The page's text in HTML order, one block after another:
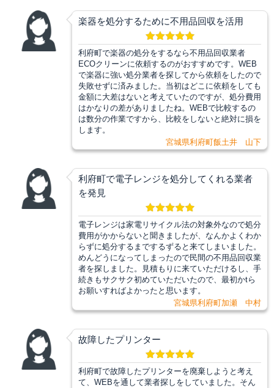
楽器を処分するために不用品回収を活用
利府町で楽器の処分をするなら不用品回収業者
ECOクリーンに依頼するのがおすすめです。WEB
で楽器に強い処分業者を探してから依頼をしたので
失敗せずに済みました。当初はどこに依頼をしても
金額に大差はないと考えていたのですが、処分費用
はかなりの差がありましたね。WEBで比較するの
は数分の作業ですから、比較をしないと絶対に損を
します。
宮城県利府町飯土井 山下
利府町で電子レンジを処分してくれる業者
を発見
電子レンジは家電リサイクル法の対象外なので処分
費用がかからないと聞きましたが、なんかよくわか
らずに処分するまでするずると来てしまいました。
めんどうになってしまったので民間の不用品回収業
者を探しました。見積もりに来ていただけるし、手
続きもサクサク初めていただいたので、最初かtら
お願いすればよかったと思います。
宮城県利府町加瀬 中村
故障したプリンター
利府町で故障したプリンターを廃棄しようと考え
て、WEBを通して業者探しをしていました。そん